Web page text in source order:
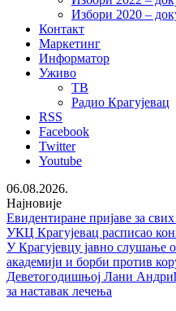
Избори 2020 –
Контакт
Маркетинг
Информатор
Уживо
ТВ
Радио Крагујевац
RSS
Facebook
Twitter
Youtube
06.08.2026.
Најновије
Евидентиране пријаве за
УКЦ Крагујевац расписао
У Крагујевцу јавно слушање
академији и борби против
Деветогодишњој Лани
за наставак лечења